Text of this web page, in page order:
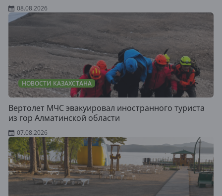
08.08.2026
НОВОСТИ КАЗАХСТАНА
Вертолет МЧС эвакуировал иностранного туриста
из гор Алматинской области
07.08.2026